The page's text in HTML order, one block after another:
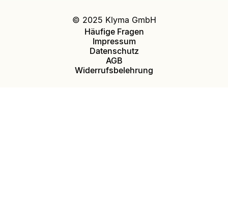
© 2025 Klyma GmbH
Häufige Fragen
Impressum
Datenschutz
AGB
Widerrufsbelehrung